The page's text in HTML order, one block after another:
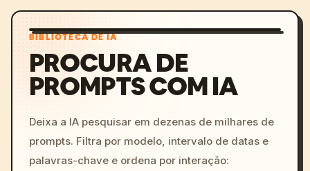
BIBLIOTECA DE IA
PROCURA DE
PROMPTS COM IA
Deixa a IA pesquisar em dezenas de milhares de
prompts. Filtra por modelo, intervalo de datas e
palavras-chave e ordena por interação: